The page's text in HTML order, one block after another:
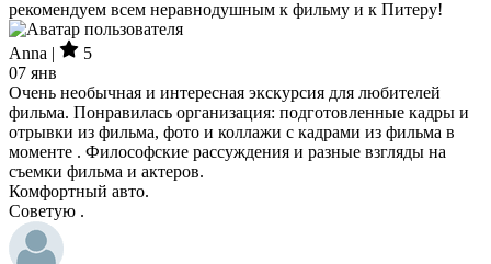
рекомендуем всем неравнодушным к фильму и к Питеру!
Anna |
5
07 янв
Очень необычная и интересная экскурсия для любителей
фильма. Понравилась организация: подготовленные кадры и
отрывки из фильма, фото и коллажи с кадрами из фильма в
моменте . Философские рассуждения и разные взгляды на
съемки фильма и актеров.
Комфортный авто.
Советую .